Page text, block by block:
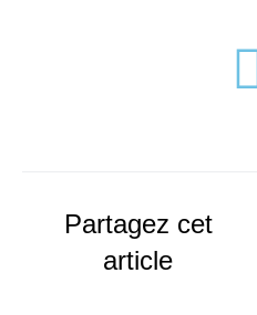
Partagez cet
article